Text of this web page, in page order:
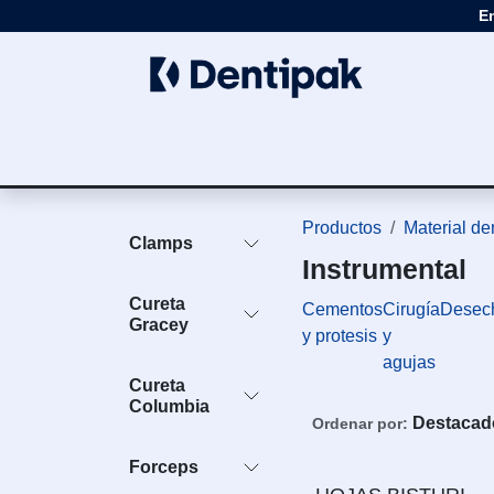
Clamps
Cureta
Gracey
Cureta
Columbia
Forceps
Productos Material
Instrumental
Cementos
y protesis
Cirugía
y
agujas
Ordenar por: